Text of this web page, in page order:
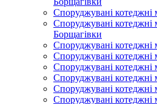
Споруджувані котеджні
Споруджувані котеджні
Борщагівки
Споруджувані котеджні
Споруджувані котеджні
Споруджувані котеджні
Споруджувані котеджні
Споруджувані котеджні
Споруджувані котеджні